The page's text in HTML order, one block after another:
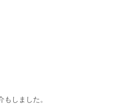
楽しく踊ることが出来
しました。